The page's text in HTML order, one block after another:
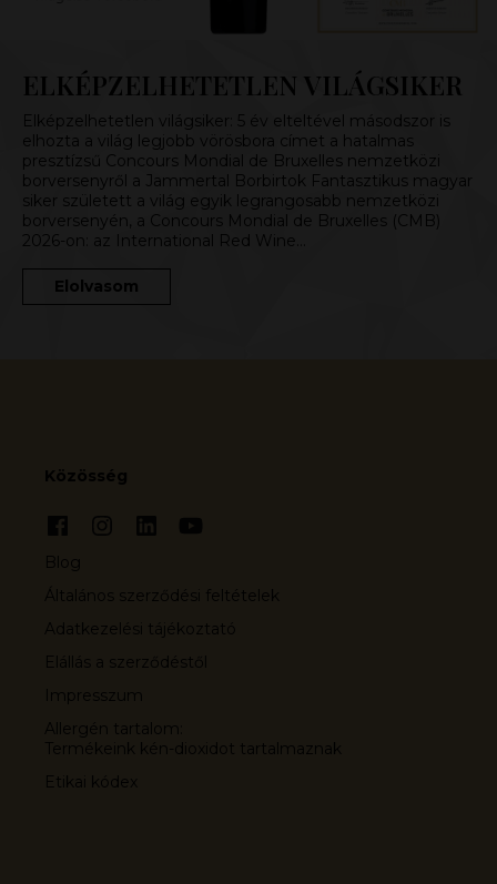
ELKÉPZELHETETLEN VILÁGSIKER
Elképzelhetetlen világsiker: 5 év elteltével másodszor is
elhozta a világ legjobb vörösbora címet a hatalmas
presztízsű Concours Mondial de Bruxelles nemzetközi
borversenyről a Jammertal Borbirtok Fantasztikus magyar
siker született a világ egyik legrangosabb nemzetközi
borversenyén, a Concours Mondial de Bruxelles (CMB)
2026-on: az International Red Wine…
Elolvasom
Közösség
Blog
Általános szerződési feltételek
Adatkezelési tájékoztató
Elállás a szerződéstől
Impresszum
Allergén tartalom:
Termékeink kén-dioxidot tartalmaznak
Etikai kódex